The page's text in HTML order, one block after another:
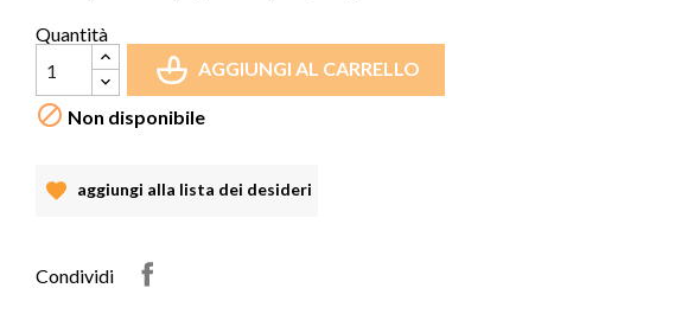
Quantità
AGGIUNGI AL CARRELLO
 Non disponibile
aggiungi alla lista dei desideri
Condividi